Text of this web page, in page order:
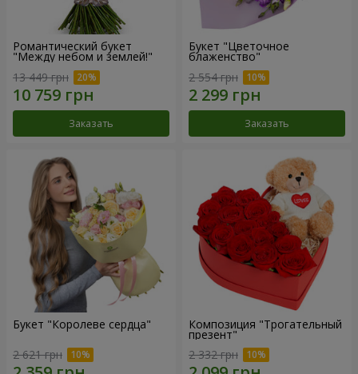
Романтический букет
"Между небом и землей!"
13 449 грн
Заказать
Букет "Цветочное
блаженство"
2 554 грн
Заказать
Букет "Королеве сердца"
2 621 грн
Композиция "Трогательный
презент"
2 332 грн